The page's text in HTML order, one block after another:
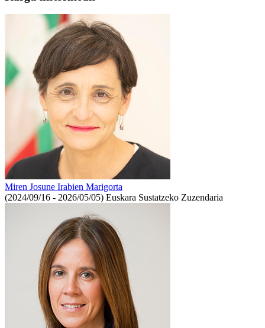
Miren Josune Irabien Marigorta
(2024/09/16 - 2026/05/05) Euskara Sustatzeko Zuzendaria